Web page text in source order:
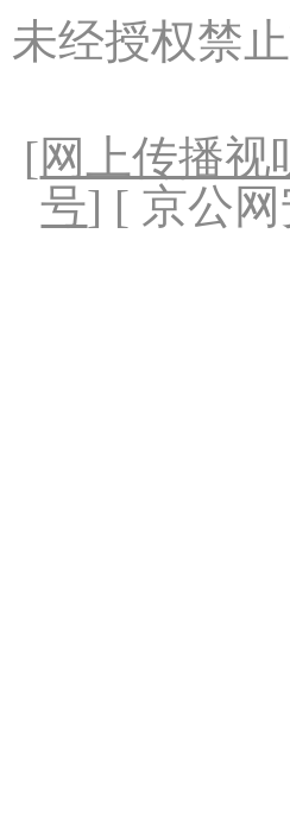
未经授权禁
[网上传播视
号] [ 京公网